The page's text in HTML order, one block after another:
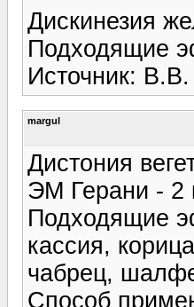
Дискинезия
Подходящие
Источник:
margul
Дистония
ЭМ Герани - 2
Подходящие
кассия,
чабрец,
Способ